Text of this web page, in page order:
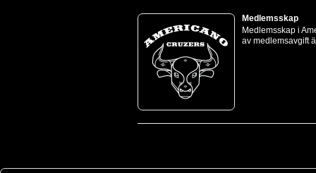
Medlemsskap
Medlemsskap i
av medlemsavgift